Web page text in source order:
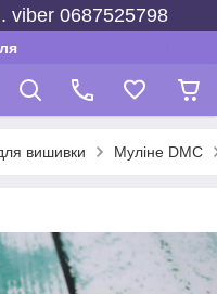
viber 0687525798
вишивки Муліне DMC